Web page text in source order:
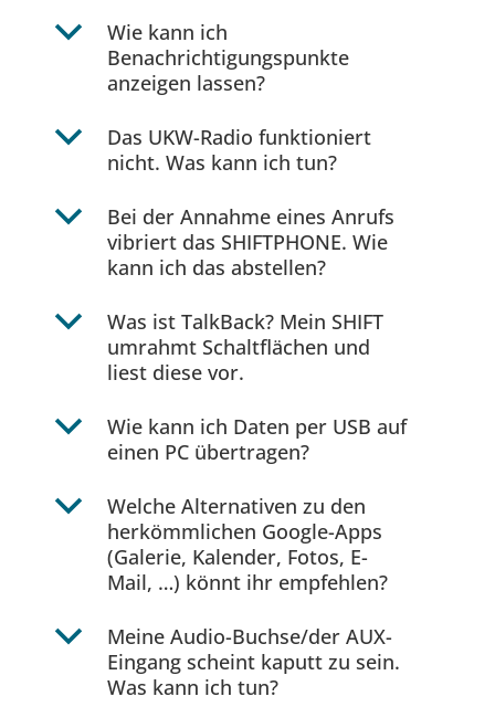
b
Wie kann ich
Benachrichtigungspunkte
anzeigen lassen?
b
Das UKW-Radio funktioniert
nicht. Was kann ich tun?
b
Bei der Annahme eines Anrufs
vibriert das SHIFTPHONE. Wie
kann ich das abstellen?
b
Was ist TalkBack? Mein SHIFT
umrahmt Schaltflächen und
liest diese vor.
b
Wie kann ich Daten per USB auf
einen PC übertragen?
b
Welche Alternativen zu den
herkömmlichen Google-Apps
(Galerie, Kalender, Fotos, E-
Mail, …) könnt ihr empfehlen?
b
Meine Audio-Buchse/der AUX-
Eingang scheint kaputt zu sein.
Was kann ich tun?